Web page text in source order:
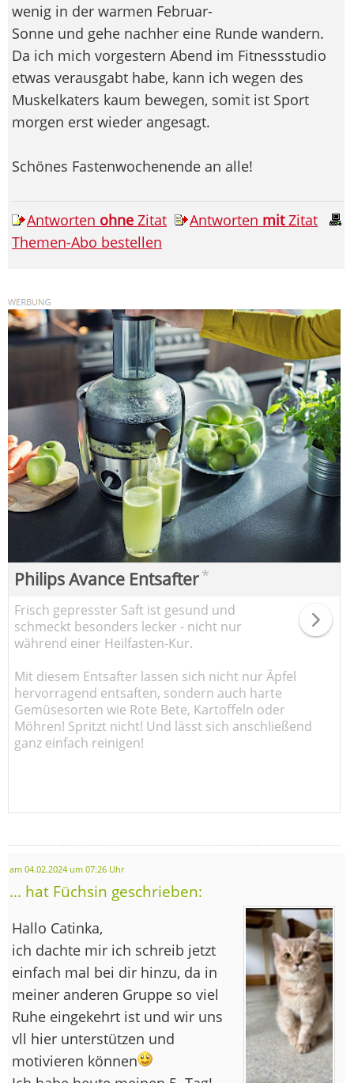
wenig in der warmen Februar-
Sonne und gehe nachher eine Runde wandern.
Da ich mich vorgestern Abend im Fitnessstudio
etwas verausgabt habe, kann ich wegen des
Muskelkaters kaum bewegen, somit ist Sport
morgen erst wieder angesagt.
Schönes Fastenwochenende an alle!
Antworten ohne Zitat Antworten mitZitat
Themen-Abo bestellen
Philips Avance Entsafter*
Frisch gepresster Saft ist gesund und
schmeckt besonders lecker - nicht nur
während einer Heilfasten-Kur.
Mit diesem Entsafter lassen sich nicht nur Äpfel
hervorragend entsaften, sondern auch harte
Gemüsesorten wie Rote Bete, Kartoffeln oder
Möhren! Spritzt nicht! Und lässt sich anschließend
ganz einfach reinigen!
am 04.02.2024 um 07:26 Uhr
... hat Füchsin geschrieben:
Hallo Catinka,
ich dachte mir ich schreib jetzt
einfach mal bei dir hinzu, da in
meiner anderen Gruppe so viel
Ruhe eingekehrt ist und wir uns
vll hier unterstützen und
motivieren können